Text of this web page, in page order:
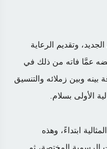
وتقديم الرعاية
عمَّا فاته من ذلك في
وبين زملائه والتنسيق
الأولى بسلام.
ابتداءً، وهذه